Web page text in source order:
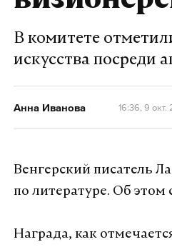
возможным
Подпишитесь на Daily
А
# москва #владимир
Анна Иванова журналист
В комитете
искусства посреди
Анна Иванова 16:36, 9 окт.
Венгерский писатель
по литературе. Об этом
Награда, как